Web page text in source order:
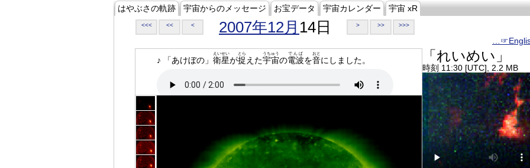
はやぶさの軌跡 宇宙からのメッセージ お宝データ 宇宙カレンダー 宇宙 xR
<<< << < 2007年12月 14日 > >> >>>
♪ 「あけぼの」 衛星
えいせい
が捉
とら
えた宇宙
うちゅう
の電波
でんぱ
を音
おと
にしました。 「れいめい」
時刻 11:30 [UTC], 2.2 MB